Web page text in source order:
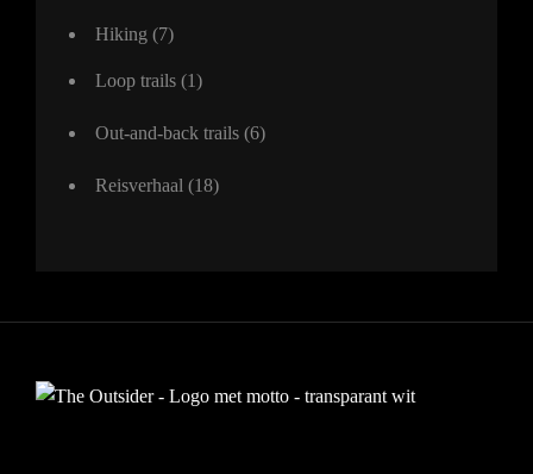
Hiking (7)
Loop trails (1)
Out-and-back trails (6)
Reisverhaal (18)